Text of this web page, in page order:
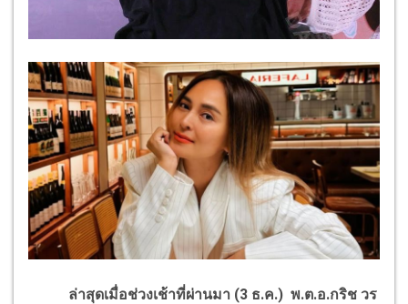
ล่าสุดเมื่อช่วงเช้าที่ผ่านมา (3 ธ.ค.) พ.ต.อ.กริช วร